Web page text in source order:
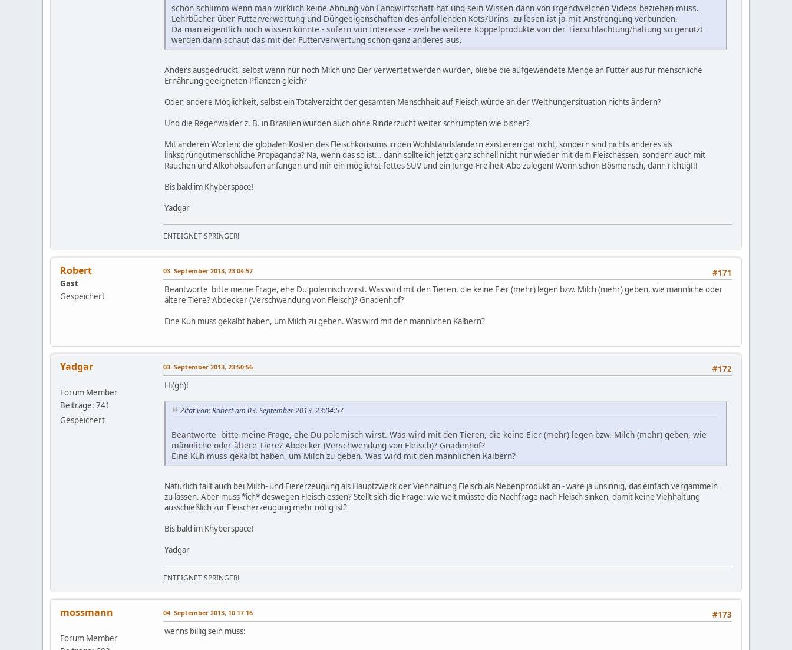
schon schlimm wenn man wirklich keine Ahnung von Landwirtschaft hat und sein Wissen dann von irgendwelchen Videos beziehen muss.
Lehrbücher über Futterverwertung und Düngeeigenschaften des anfallenden Kots/Urins zu lesen ist ja mit Anstrengung verbunden.
Da man eigentlich noch wissen könnte - sofern von Interesse - welche weitere Koppelprodukte von der Tierschlachtung/haltung so genutzt
werden dann schaut das mit der Futterverwertung schon ganz anderes aus.
Anders ausgedrückt, selbst wenn nur noch Milch und Eier verwertet werden würden, bliebe die aufgewendete Menge an Futter aus für menschliche
Ernährung geeigneten Pflanzen gleich?
Oder, andere Möglichkeit, selbst ein Totalverzicht der gesamten Menschheit auf Fleisch würde an der Welthungersituation nichts ändern?
Und die Regenwälder z. B. in Brasilien würden auch ohne Rinderzucht weiter schrumpfen wie bisher?
Mit anderen Worten: die globalen Kosten des Fleischkonsums in den Wohlstandsländern existieren gar nicht, sondern sind nichts anderes als
linksgrüngutmenschliche Propaganda? Na, wenn das so ist... dann sollte ich jetzt ganz schnell nicht nur wieder mit dem Fleischessen, sondern auch mit
Rauchen und Alkoholsaufen anfangen und mir ein möglichst fettes SUV und ein Junge-Freiheit-Abo zulegen! Wenn schon Bösmensch, dann richtig!!!
Bis bald im Khyberspace!
Yadgar
ENTEIGNET SPRINGER!
Robert
Gast
Gespeichert
#171
03. September 2013, 23:04:57
Beantworte bitte meine Frage, ehe Du polemisch wirst. Was wird mit den Tieren, die keine Eier (mehr) legen bzw. Milch (mehr) geben, wie männliche oder
ältere Tiere? Abdecker (Verschwendung von Fleisch)? Gnadenhof?
Eine Kuh muss gekalbt haben, um Milch zu geben. Was wird mit den männlichen Kälbern?
Yadgar
Forum Member
Beiträge: 741
Gespeichert
#172
03. September 2013, 23:50:56
Hi(gh)!
Zitat von: Robert am 03. September 2013, 23:04:57
Beantworte bitte meine Frage, ehe Du polemisch wirst. Was wird mit den Tieren, die keine Eier (mehr) legen bzw. Milch (mehr) geben, wie
männliche oder ältere Tiere? Abdecker (Verschwendung von Fleisch)? Gnadenhof?
Eine Kuh muss gekalbt haben, um Milch zu geben. Was wird mit den männlichen Kälbern?
Natürlich fällt auch bei Milch- und Eiererzeugung als Hauptzweck der Viehhaltung Fleisch als Nebenprodukt an - wäre ja unsinnig, das einfach vergammeln
zu lassen. Aber muss *ich* deswegen Fleisch essen? Stellt sich die Frage: wie weit müsste die Nachfrage nach Fleisch sinken, damit keine Viehhaltung
ausschießlich zur Fleischerzeugung mehr nötig ist?
Bis bald im Khyberspace!
Yadgar
ENTEIGNET SPRINGER!
mossmann
Forum Member
#173
04. September 2013, 10:17:16
wenns billig sein muss: